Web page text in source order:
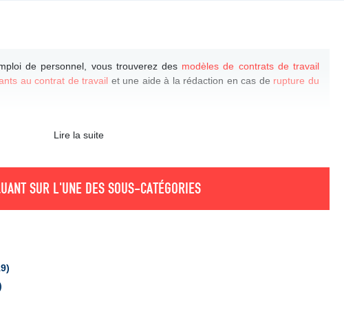
de personnel, vous trouverez des modèles de contrats de travail
au contrat de travail et une aide à la rédaction en cas de rupture du
Lire la suite
SUR L'UNE DES SOUS-CATÉGORIES